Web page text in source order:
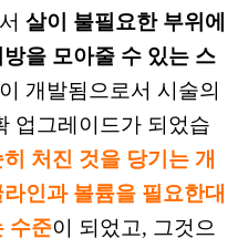
살이 불필요한 부위에
방을 모아줄 수 있는 스
개발됨으로서 시술의
업그레이드가 되었습
처진 것을 당기는 개
라인과 볼륨을 필요한대
수준이 되었 고, 그것 으